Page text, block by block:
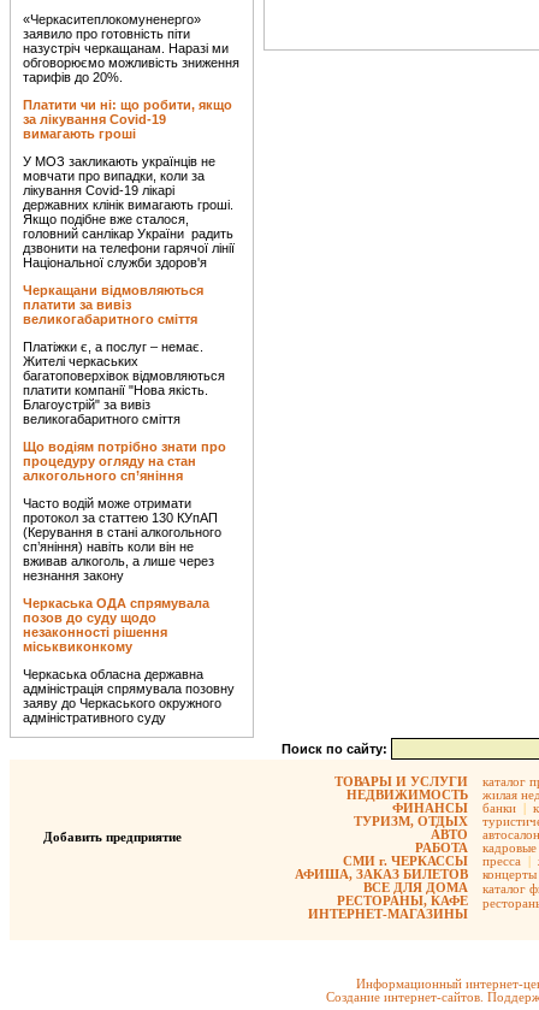
«Черкаситеплокомуненерго»
заявило про готовність піти
назустріч черкащанам. Наразі ми
обговорюємо можливість зниження
тарифів до 20%.
Платити чи ні: що робити, якщо
за лікування Covid-19
вимагають гроші
У МОЗ закликають українців не
мовчати про випадки, коли за
лікування Covid-19 лікарі
державних клінік вимагають гроші.
Якщо подібне вже сталося,
головний санлікар України радить
дзвонити на телефони гарячої лінії
Національної служби здоров'я
Черкащани відмовляються
платити за вивіз
великогабаритного сміття
Платіжки є, а послуг – немає.
Жителі черкаських
багатоповерхівок відмовляються
платити компанії "Нова якість.
Благоустрій" за вивіз
великогабаритного сміття
Що водіям потрібно знати про
процедуру огляду на стан
алкогольного сп’яніння
Часто водій може отримати
протокол за статтею 130 КУпАП
(Керування в стані алкогольного
сп’яніння) навіть коли він не
вживав алкоголь, а лише через
незнання закону
Черкаська ОДА спрямувала
позов до суду щодо
незаконності рішення
міськвиконкому
Черкаська обласна державна
адміністрація спрямувала позовну
заяву до Черкаського окружного
адміністративного суду
Поиск по сайту:
Добавить предприятие
ТОВАРЫ И УСЛУГИ
НЕДВИЖИМОСТЬ
ФИНАНСЫ
ТУРИЗМ, ОТДЫХ
АВТО
РАБОТА
СМИ г. ЧЕРКАССЫ
АФИША, ЗАКАЗ БИЛЕТОВ
ВСЕ ДЛЯ ДОМА
РЕСТОРАНЫ, КАФЕ
ИНТЕРНЕТ-МАГАЗИНЫ
каталог
жилая
банки |
кадровые
пресса |
концерты
каталог
Информационный интернет-
Создание интернет-сайтов.